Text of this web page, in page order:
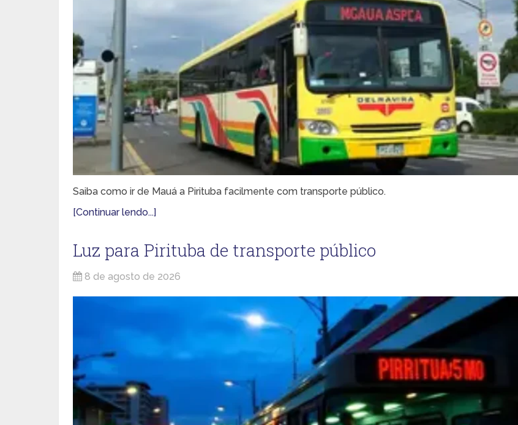
Saiba como ir de Mauá a Pirituba facilmente com transporte público.
[Continuar lendo...]
Luz para Pirituba de transporte público
8 de agosto de 2026